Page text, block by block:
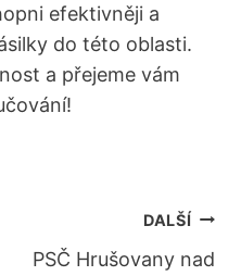
efektivněji a
do této oblasti.
a přejeme vám
DALŠÍ
PSČ Hrušovany nad